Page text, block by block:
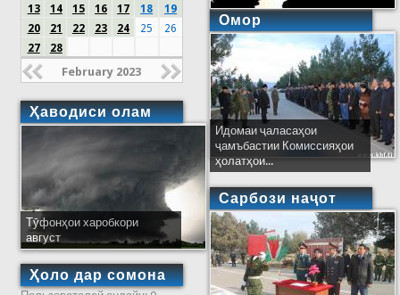
13
14 15 16 17 18
19
20
21 22 23 24 25
26
27
28
February 2023
Ҳаводиси олам
Тӯфонҳои харобкори
август
Ҳоло дар сомона
Омор
Идомаи ҷаласаҳои
ҷамъбастии Комиссияҳои
ҳолатҳои...
Сарбози наҷот